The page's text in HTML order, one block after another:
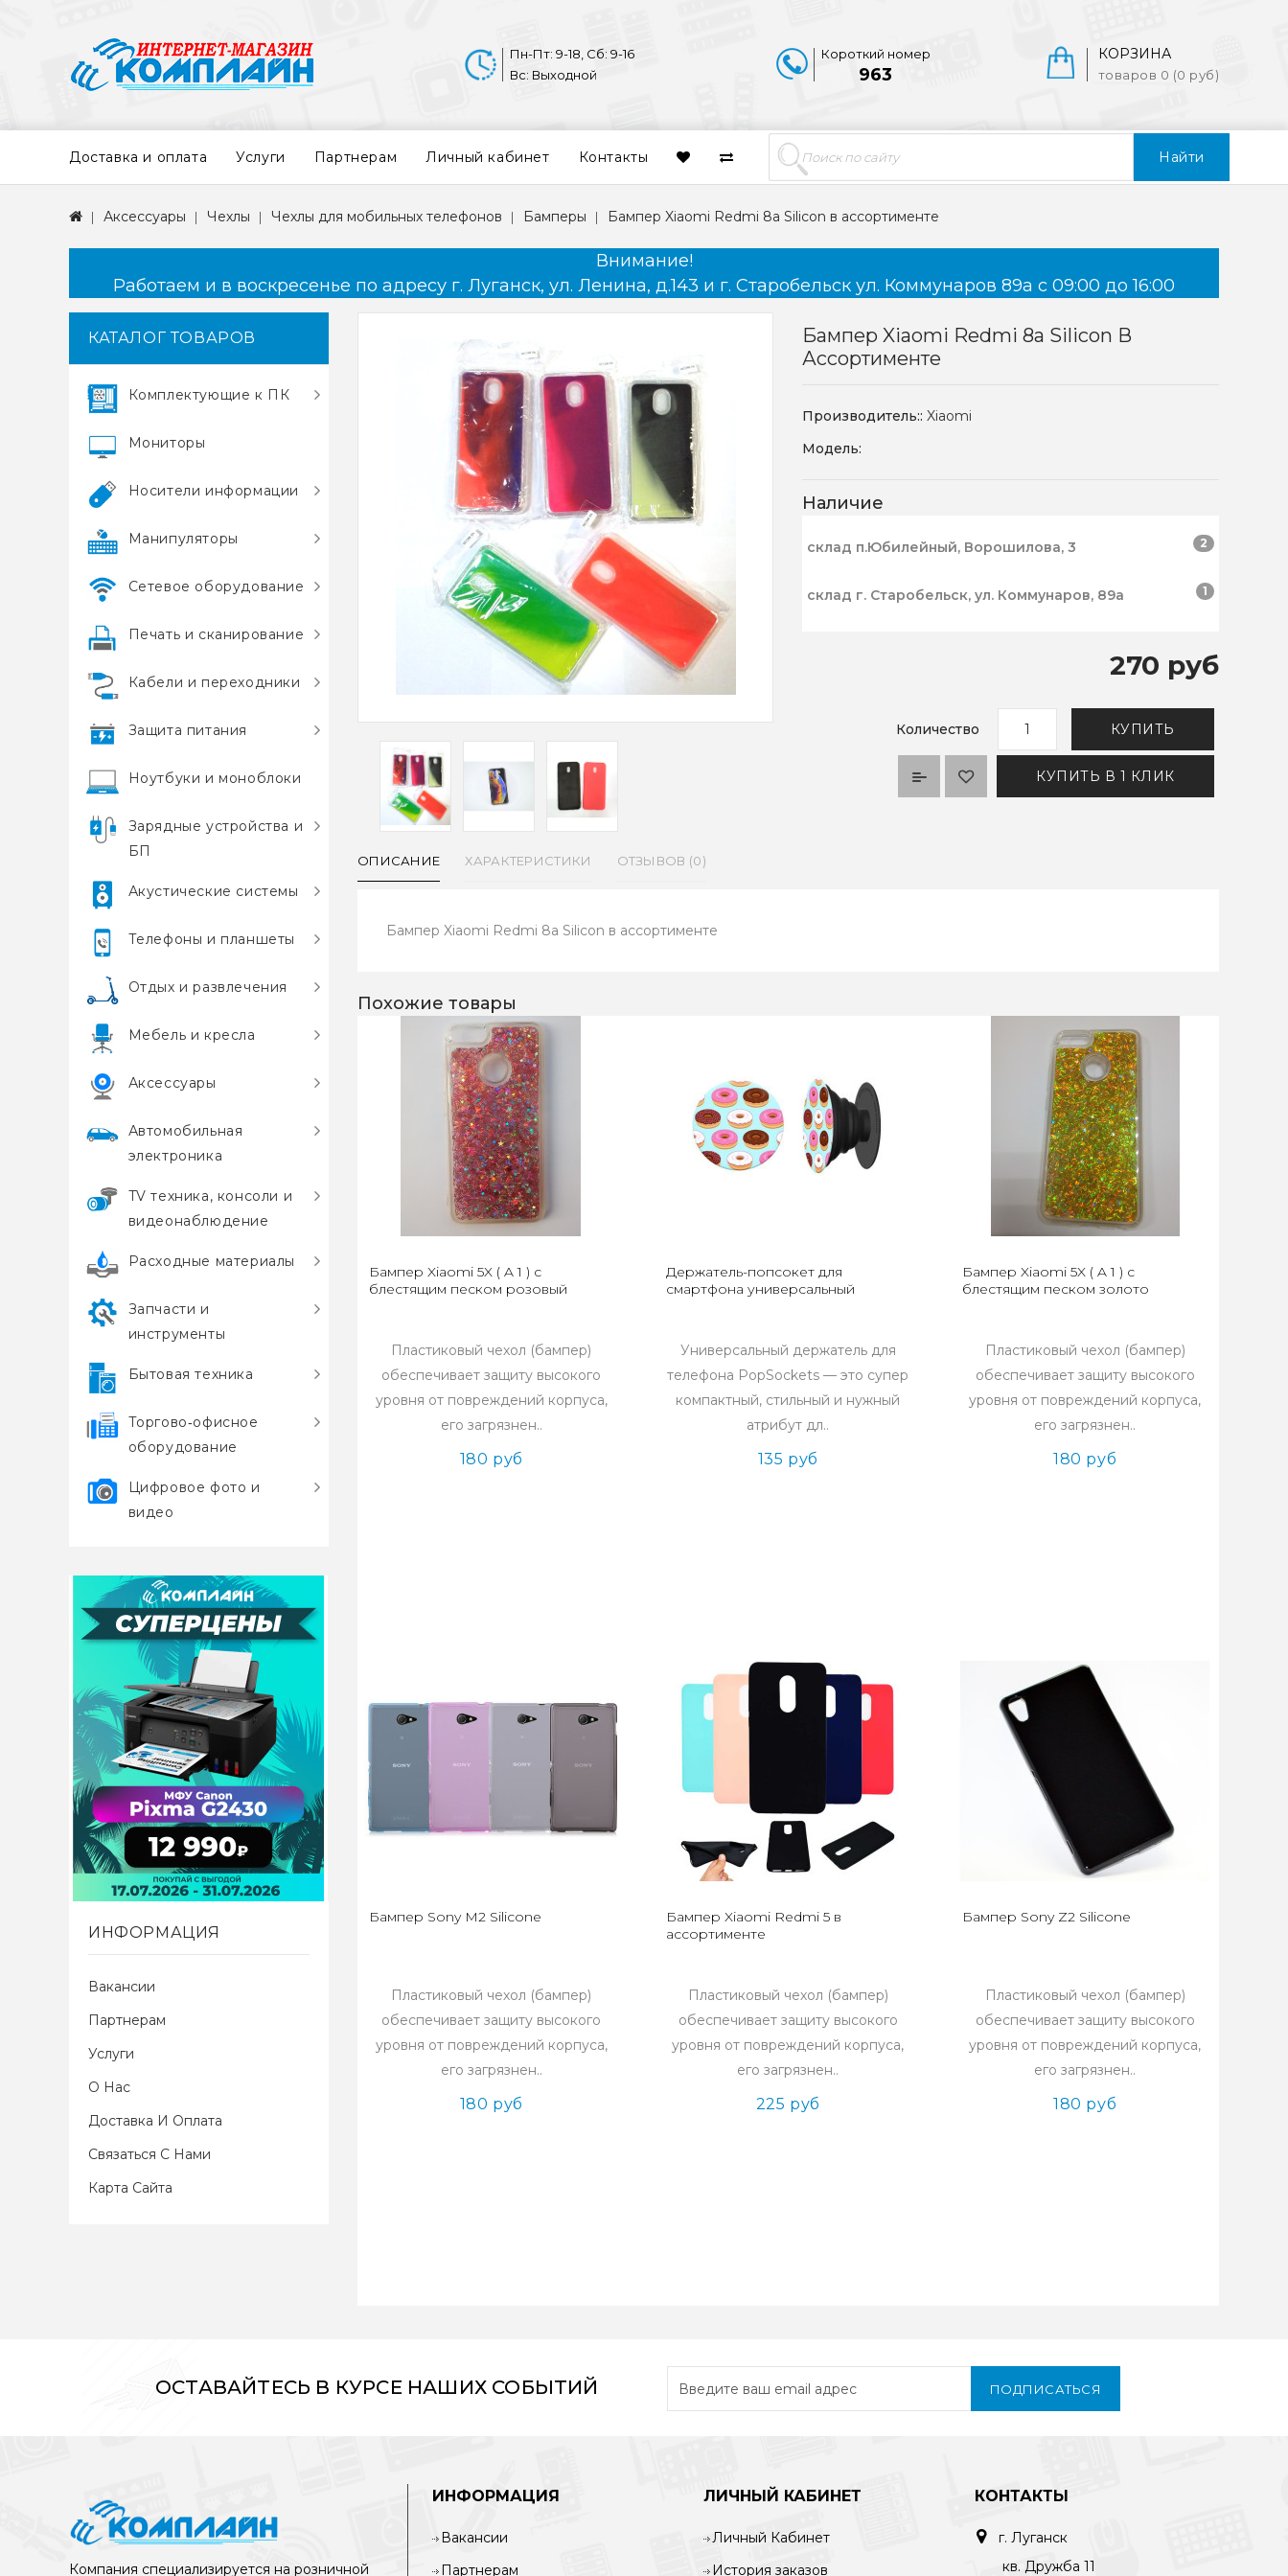
Найти
КОРЗИНА
товаров 0 (0 руб)
Короткий номер
963
Пн-Пт: 9-18, Сб: 9-16
Вс: Выходной
Доставка и оплата Услуги Партнерам Личный кабинет Контакты
Аксессуары Чехлы Чехлы для мобильных телефонов Бамперы Бампер Xiaomi Redmi 8a Silicon в ассортименте
Внимание!
Работаем и в воскресенье по адресу г. Луганск, ул. Ленина, д.143 и г. Старобельск ул. Коммунаров 89а с 09:00 до 16:00
КАТАЛОГ ТОВАРОВ
Комплектующие к ПК
Мониторы
Носители информации
Манипуляторы
Сетевое оборудование
Печать и сканирование
Кабели и переходники
Защита питания
Ноутбуки и моноблоки
Зарядные устройства и
БП
Акустические системы
Телефоны и планшеты
Отдых и развлечения
Мебель и кресла
Аксессуары
Автомобильная
электроника
TV техника, консоли и
видеонаблюдение
Расходные материалы
Запчасти и
инструменты
Бытовая техника
Торгово‑офисное
оборудование
Цифровое фото и
видео
ИНФОРМАЦИЯ
Вакансии
Партнерам
Услуги
О Нас
Доставка И Оплата
Связаться С Нами
Карта Сайта
Бампер Xiaomi Redmi 8a Silicon В
Ассортименте
Производитель::Xiaomi
Модель:
Наличие
склад п.Юбилейный, Ворошилова, 3 2
склад г. Старобельск, ул. Коммунаров, 89а 1
270 руб
Количество КУПИТЬ
КУПИТЬ В 1 КЛИК
ОПИСАНИЕ ХАРАКТЕРИСТИКИ ОТЗЫВОВ (0)
Бампер Xiaomi Redmi 8a Silicon в ассортименте
Похожие товары
Бампер Xiaomi 5X ( A 1 ) с
блестящим песком розовый
Пластиковый чехол (бампер)
обеспечивает защиту высокого
уровня от повреждений корпуса,
его загрязнен..
180 руб
Держатель-попсокет для
смартфона универсальный
Универсальный держатель для
телефона PopSockets — это супер
компактный, стильный и нужный
атрибут дл..
135 руб
Бампер Xiaomi 5X ( A 1 ) с
блестящим песком золото
Пластиковый чехол (бампер)
обеспечивает защиту высокого
уровня от повреждений корпуса,
его загрязнен..
180 руб
Бампер Sony M2 Silicone
Пластиковый чехол (бампер)
обеспечивает защиту высокого
уровня от повреждений корпуса,
его загрязнен..
180 руб
Бампер Xiaomi Redmi 5 в
ассортименте
Пластиковый чехол (бампер)
обеспечивает защиту высокого
уровня от повреждений корпуса,
его загрязнен..
225 руб
Бампер Sony Z2 Silicone
Пластиковый чехол (бампер)
обеспечивает защиту высокого
уровня от повреждений корпуса,
его загрязнен..
180 руб
ОСТАВАЙТЕСЬ В КУРСЕ НАШИХ СОБЫТИЙ ПОДПИСАТЬСЯ
Компания специализируется на розничной
ИНФОРМАЦИЯ
Вакансии
Партнерам
ЛИЧНЫЙ КАБИНЕТ
Личный Кабинет
История заказов
КОНТАКТЫ
г. Луганск
кв. Дружба 11